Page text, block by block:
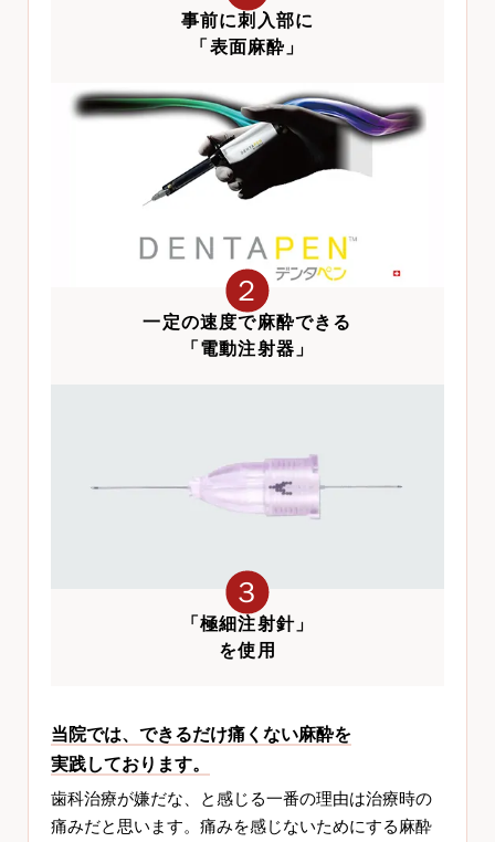
事前に刺入部に
「表面麻酔」
一定の速度で麻酔できる
「電動注射器」
２
「極細注射針」
を使用
３
当院では、できるだけ痛くない麻酔を
実践しております。
歯科治療が嫌だな、と感じる一番の理由は治療時の
痛みだと思います。 痛みを感じないためにする麻酔